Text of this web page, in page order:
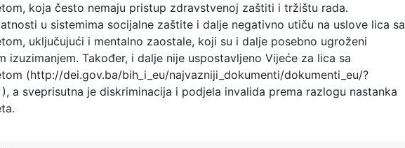
koja često nemaju pristup zdravstvenoj zaštiti i tržištu rada.
u sistemima socijalne zaštite i dalje negativno utiču na uslove lica sa
uključujući i mentalno zaostale, koji su i dalje posebno ugroženi
izuzimanjem. Također, i dalje nije uspostavljeno Vijeće za lica sa
(http://dei.gov.ba/bih_i_eu/najvazniji_dokumenti/dokumenti_eu/?
), a sveprisutna je diskriminacija i podjela invalida prema razlogu nastanka